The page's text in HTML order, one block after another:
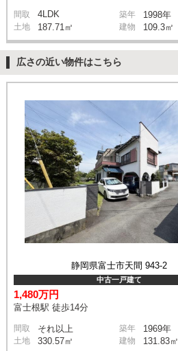
間取 4LDK 築年 1998年
土地 187.71㎡ 建物 109.3㎡
広さの近い物件はこちら
静岡県富士市天間 943-2
中古一戸建て
1,480万円
富士根駅 徒歩14分
間取 それ以上 築年 1969年
土地 330.57㎡ 建物 131.83㎡